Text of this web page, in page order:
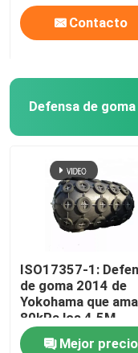
Defensa flotante
Amarrar los
Contacto
Defensa de
ISO17357-1:
de goma 2014 de
Yokohama que
80kPa los 4.5M
Mejor precio